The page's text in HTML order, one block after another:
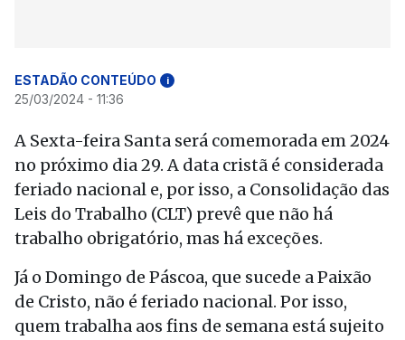
ESTADÃO CONTEÚDO i
25/03/2024 - 11:36
A Sexta-feira Santa será comemorada em 2024
no próximo dia 29. A data cristã é considerada
feriado nacional e, por isso, a Consolidação das
Leis do Trabalho (CLT) prevê que não há
trabalho obrigatório, mas há exceções.
Já o Domingo de Páscoa, que sucede a Paixão
de Cristo, não é feriado nacional. Por isso,
quem trabalha aos fins de semana está sujeito